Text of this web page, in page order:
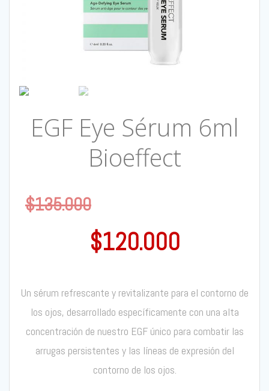
EGF Eye Sérum 6ml
Bioeffect
$135.000
$120.000
Un sérum refrescante y revitalizante para el contorno de
los ojos, desarrollado específicamente con una alta
concentración de nuestro EGFúnico para combatir las
arrugas persistentes y las líneas de expresión del
contorno de los ojos.